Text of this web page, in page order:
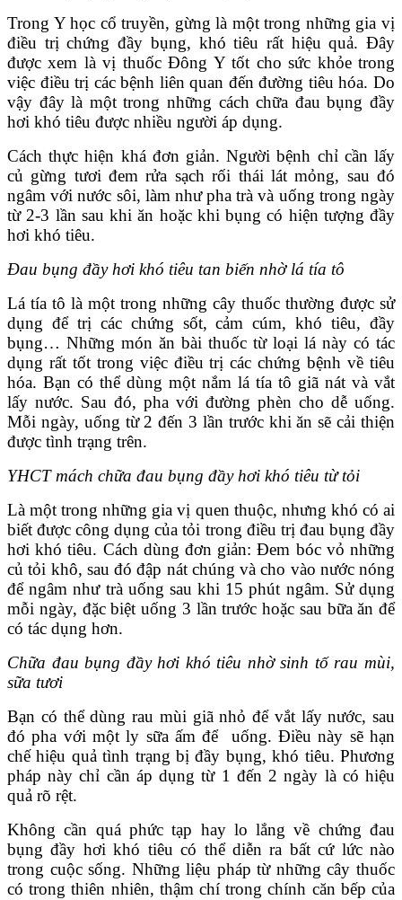
Trong Y học cổ truyền, gừng là một trong những gia vị
điều trị chứng đầy bụng, khó tiêu rất hiệu quả. Đây
được xem là vị thuốc Đông Y tốt cho sức khỏe trong
việc điều trị các bệnh liên quan đến đường tiêu hóa. Do
vậy đây là một trong những cách chữa đau bụng đầy
hơi khó tiêu được nhiều người áp dụng.
Cách thực hiện khá đơn giản. Người bệnh chỉ cần lấy
củ gừng tươi đem rửa sạch rối thái lát mỏng, sau đó
ngâm với nước sôi, làm như pha trà và uống trong ngày
từ 2-3 lần sau khi ăn hoặc khi bụng có hiện tượng đầy
hơi khó tiêu.
Đau bụng đầy hơi khó tiêu tan biến nhờ lá tía tô
Lá tía tô là một trong những cây thuốc thường được sử
dụng để trị các chứng sốt, cảm cúm, khó tiêu, đầy
bụng… Những món ăn bài thuốc từ loại lá này có tác
dụng rất tốt trong việc điều trị các chứng bệnh về tiêu
hóa. Bạn có thể dùng một nắm lá tía tô giã nát và vắt
lấy nước. Sau đó, pha với đường phèn cho dễ uống.
Mỗi ngày, uống từ 2 đến 3 lần trước khi ăn sẽ cải thiện
được tình trạng trên.
YHCT mách chữa đau bụng đầy hơi khó tiêu từ tỏi
Là một trong những gia vị quen thuộc, nhưng khó có ai
biết được công dụng của tỏi trong điều trị đau bụng đầy
hơi khó tiêu. Cách dùng đơn giản: Đem bóc vỏ những
củ tỏi khô, sau đó đập nát chúng và cho vào nước nóng
để ngâm như trà uống sau khi 15 phút ngâm. Sử dụng
mỗi ngày, đặc biệt uống 3 lần trước hoặc sau bữa ăn để
có tác dụng hơn.
Chữa đau bụng đầy hơi khó tiêu nhờ sinh tố rau mùi,
sữa tươi
Bạn có thể dùng rau mùi giã nhỏ để vắt lấy nước, sau
đó pha với một ly sữa ấm để uống. Điều này sẽ hạn
chế hiệu quả tình trạng bị đầy bụng, khó tiêu. Phương
pháp này chỉ cần áp dụng từ 1 đến 2 ngày là có hiệu
quả rõ rệt.
Không cần quá phức tạp hay lo lắng về chứng đau
bụng đầy hơi khó tiêu có thể diễn ra bất cứ lức nào
trong cuộc sống. Những liệu pháp từ những cây thuốc
có trong thiên nhiên, thậm chí trong chính căn bếp của